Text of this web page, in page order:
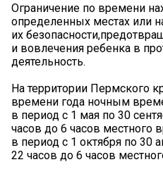
Ограничение по времени
определенных местах или
их
и вовлечения ребенка в
деятельность.
На территории Пермского
времени года ночным
в период с 1 мая по 30
часов до 6 часов местного
в период с 1 октября по 30
22 часов до 6 часов